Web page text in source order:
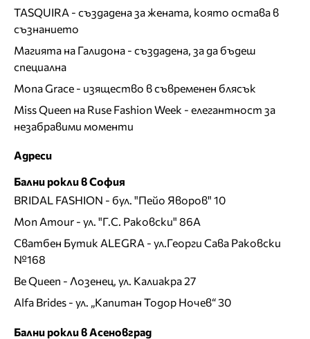
TASQUIRA - създадена за жената, която остава в
съзнанието
Магията на Галидона - създадена, за да бъдеш
специална
Mona Grace - изящество в съвременен блясък
Miss Queen на Ruse Fashion Week - елегантност за
незабравими моменти
Адреси
Бални рокли в София
BRIDAL FASHION - бул. "Пейо Яворов" 10
Mon Amour - ул. "Г.С. Раковски" 86А
Сватбен Бутик ALEGRA - ул.Георги Сава Раковски
№168
Be Queen - Лозенец, ул. Калиакра 27
Alfa Brides - ул. „Капитан Тодор Ночев“ 30
Бални рокли в Асеновград